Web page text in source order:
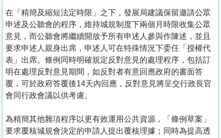
在「精簡及縮短法定時限」之下，發展局建議保留邀請公眾
申述及公聽會的程序，維持城規制度下兩個月時限收集公眾
意見，而公聽會將繼續開放予所有申述人參與作陳述，並且
要求申述人親身出席，申述人可在特殊情況下委任「授權代
表」出席。條例同時明確規定反對意見的處理程序，包括訂
明在處理反對意見期間，如反對者有意回應政府的書面答
覆，可於政府答覆後14天內回應，反對意見將呈交行政長官
會同行政會議以供考慮。
為精簡其他雜項程序以更有效運用公共資源，「條例草案」
要求覆核城規會決定的申請人提出覆核理據；同時為提高透